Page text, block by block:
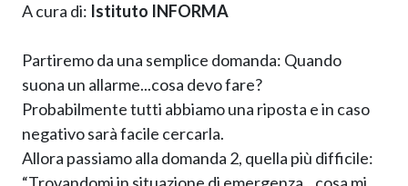
A cura di: Istituto INFORMA
Partiremo da una semplice domanda: Quando
suona un allarme...cosa devo fare?
Probabilmente tutti abbiamo una riposta e in caso
negativo sarà facile cercarla.
Allora passiamo alla domanda 2, quella più difficile: